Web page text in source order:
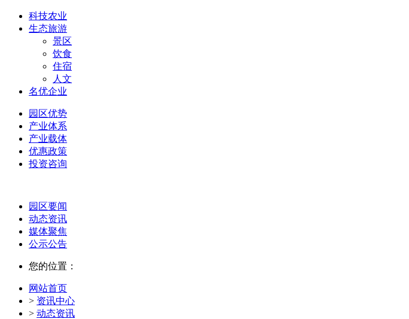
科技农业
生态旅游
景区
饮食
住宿
人文
名优企业
园区优势
产业体系
产业载体
优惠政策
投资咨询
园区要闻
动态资讯
媒体聚焦
公示公告
您的位置：
网站首页
> 资讯中心
> 动态资讯